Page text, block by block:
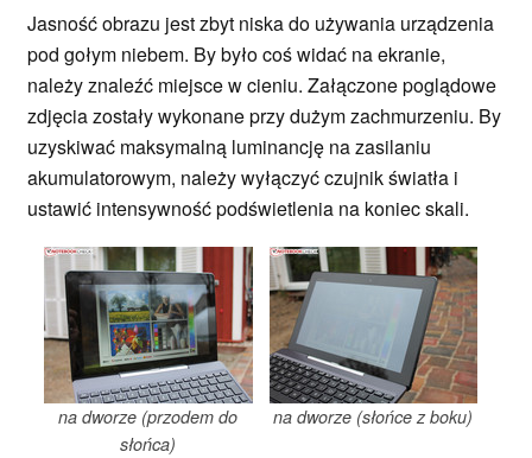
Jasność obrazu jest zbyt niska do używania urządzenia
pod gołym niebem. By było coś widać na ekranie,
należy znaleźć miejsce w cieniu. Załączone poglądowe
zdjęcia zostały wykonane przy dużym zachmurzeniu. By
uzyskiwać maksymalną luminancję na zasilaniu
akumulatorowym, należy wyłączyć czujnik światła i
ustawić intensywność podświetlenia na koniec skali.
na dworze (przodem do
słońca)
na dworze (słońce z boku)